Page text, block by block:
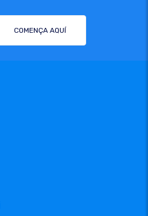
COMENÇA AQUÍ